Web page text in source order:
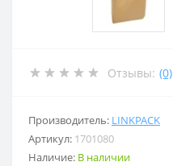
Отзывы: (0)
Производитель: LINKPACK
Артикул: 1701080
Наличие: В наличии